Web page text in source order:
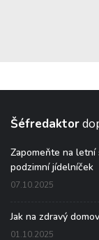
Šéfredaktor
Zapomeňte na letní
podzimní jídelníček
07.10.2025
Jak na zdravý
01.10.2025